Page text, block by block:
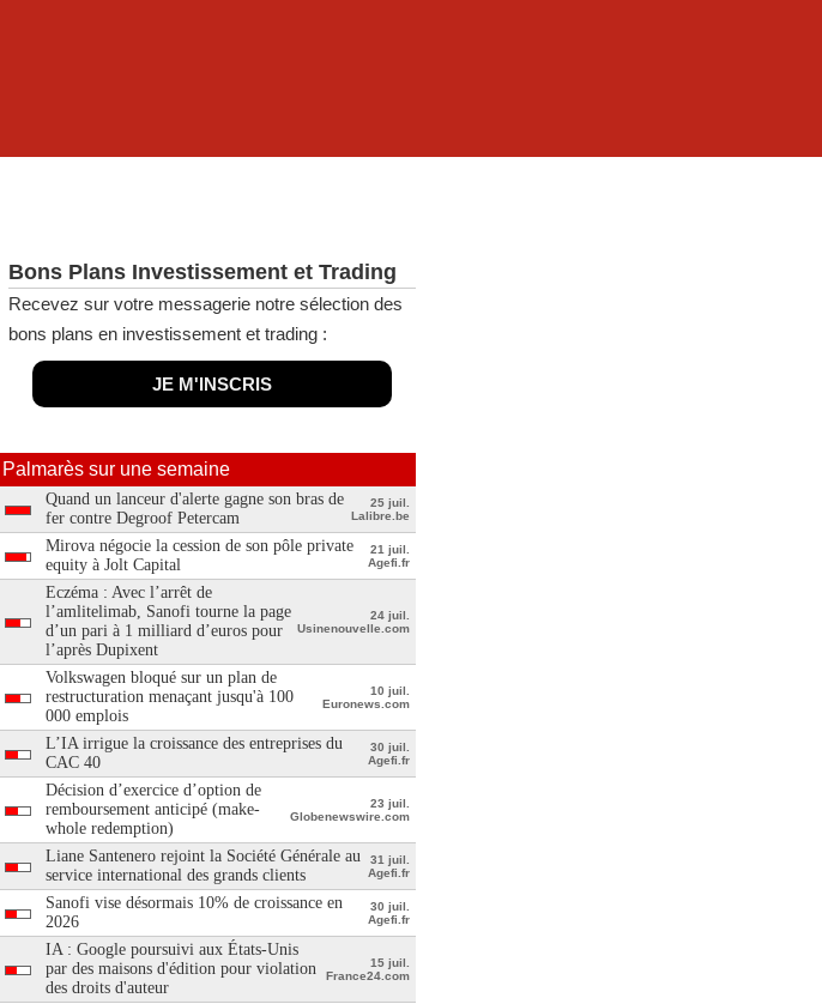
Bons Plans Investissement et Trading
Recevez sur votre messagerie notre sélection des
bons plans en investissement et trading :
JE M'INSCRIS
Palmarès sur une semaine
Quand un lanceur d'alerte gagne son bras de
fer contre Degroof Petercam
25 juil.
Lalibre.be
Mirova négocie la cession de son pôle private
equity à Jolt Capital
21 juil.
Agefi.fr
Eczéma : Avec l’arrêt de
l’amlitelimab, Sanofi tourne la page
d’un pari à 1 milliard d’euros pour
l’après Dupixent
24 juil.
Usinenouvelle.com
Volkswagen bloqué sur un plan de
restructuration menaçant jusqu'à 100
000 emplois
10 juil.
Euronews.com
L’IA irrigue la croissance des entreprises du
CAC 40
30 juil.
Agefi.fr
Décision d’exercice d’option de
remboursement anticipé (make-
whole redemption)
23 juil.
Globenewswire.com
Liane Santenero rejoint la Société Générale au
service international des grands clients
31 juil.
Agefi.fr
Sanofi vise désormais 10% de croissance en
2026
30 juil.
Agefi.fr
IA : Google poursuivi aux États-Unis
par des maisons d'édition pour violation
des droits d'auteur
15 juil.
France24.com